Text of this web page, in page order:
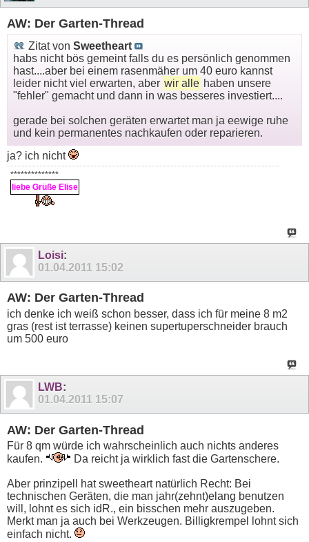
AW: Der Garten-Thread
Zitat von Sweetheart
habs nicht bös gemeint falls du es persönlich genommen
hast....aber bei einem rasenmäher um 40 euro kannst
leider nicht viel erwarten, aber wir alle haben unsere
"fehler" gemacht und dann in was besseres investiert....
gerade bei solchen geräten erwartet man ja eewige ruhe
und kein permanentes nachkaufen oder reparieren.
ja? ich nicht
**************
liebe Grüße Elise
Loisi:
01.04.2011 15:02
AW: Der Garten-Thread
ich denke ich weiß schon besser, dass ich für meine 8 m2
gras (rest ist terrasse) keinen supertuperschneider brauch
um 500 euro
LWB:
01.04.2011 15:07
AW: Der Garten-Thread
Für 8 qm würde ich wahrscheinlich auch nichts anderes
kaufen.
Da reicht ja wirklich fast die Gartenschere.
Aber prinzipell hat sweetheart natürlich Recht: Bei
technischen Geräten, die man jahr(zehnt)elang benutzen
will, lohnt es sich idR., ein bisschen mehr auszugeben.
Merkt man ja auch bei Werkzeugen. Billigkrempel lohnt sich
einfach nicht.